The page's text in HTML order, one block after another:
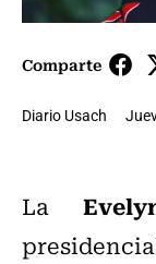
Comparte
Diario Usach
La